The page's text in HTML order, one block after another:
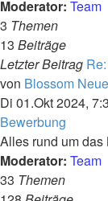
Moderator: Team
3 Themen
13 Beiträge
Letzter Beitrag
von Blossom
Di 01.Okt 2024,
Bewerbung
Alles rund um
Moderator: Team
33 Themen